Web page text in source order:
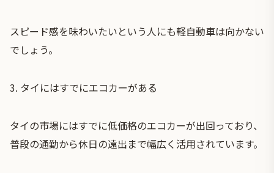
スピード感を味わいたいという人にも軽自動車は向かない
でしょう。
3. タイにはすでにエコカーがある
タイの市場にはすでに低価格のエコカーが出回っており、
普段の通勤から休日の遠出まで幅広く活用されています。